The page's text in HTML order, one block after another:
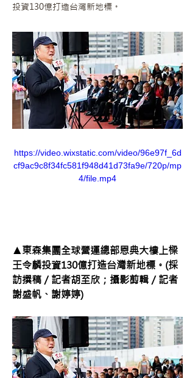
投資130億打造台灣新地標。
https://video.wixstatic.com/video/96e97f_6d
cf9ac9c8f34fc581f948d41d73fa9e/720p/mp
4/file.mp4
▲東森集團全球營運總部恩典大樓上樑
王令麟投資130億打造台灣新地標。(採
訪撰稿／記者胡至欣；攝影剪輯／記者
謝盛帆、謝婷婷)